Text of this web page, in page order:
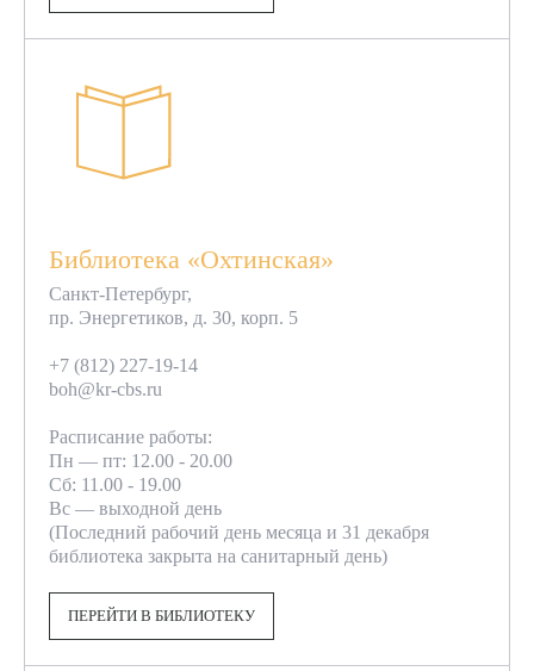
Библиотека «Охтинская»
Санкт-Петербург,
пр. Энергетиков, д. 30, корп. 5
+7 (812) 227-19-14
boh@kr-cbs.ru
Расписание работы:
Пн — пт: 12.00 - 20.00
Сб: 11.00 - 19.00
Вс — выходной день
(Последний рабочий день месяца и 31 декабря
библиотека закрыта на санитарный день)
ПЕРЕЙТИ В БИБЛИОТЕКУ